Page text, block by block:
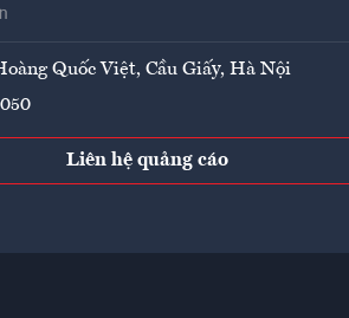
Quốc Việt, Cầu Giấy, Hà Nội
Liên hệ quảng cáo